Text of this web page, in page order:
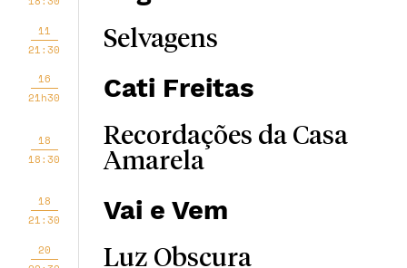
11
21:30
Selvagens
16
21h30
Cati Freitas
18
18:30
Recordações da Casa
Amarela
18
21:30
Vai e Vem
20
Luz Obscura